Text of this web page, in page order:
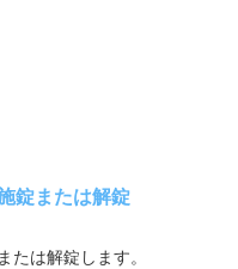
錠または解錠
たは解錠します。